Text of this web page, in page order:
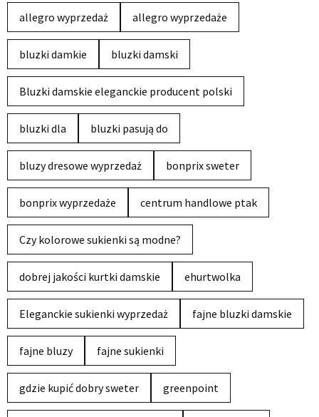
allegro wyprzedaż allegro wyprzedaże
bluzki damkie bluzki damski
Bluzki damskie eleganckie producent polski
bluzki dla bluzki pasują do
bluzy dresowe wyprzedaż bonprix sweter
bonprix wyprzedaże centrum handlowe ptak
Czy kolorowe sukienki są modne?
dobrej jakości kurtki damskie ehurtwolka
Eleganckie sukienki wyprzedaż fajne bluzki damskie
fajne bluzy fajne sukienki
gdzie kupić dobry sweter greenpoint